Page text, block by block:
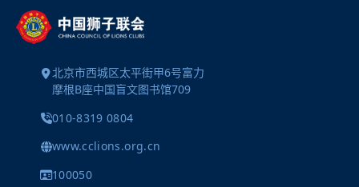
北京市西城区太平街甲6号富力
摩根B座中国盲文图书馆709
010-8319 0804
www.cclions.org.cn
100050